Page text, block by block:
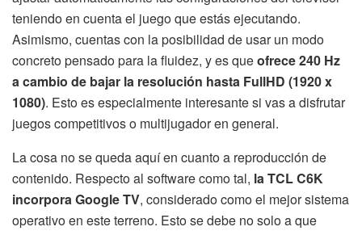
teniendo en cuenta el juego que estás ejecutando.
Asimismo, cuentas con la posibilidad de usar un modo
concreto pensado para la fluidez, y es queofrece 240 Hz
a cambio de bajar la resolución hasta FullHD (1920 x
1080). Esto es especialmente interesante si vas a disfrutar
juegos competitivos o multijugador en general.
La cosa no se queda aquí en cuanto a reproducción de
contenido. Respecto al software como tal, la TCL C6K
incorpora Google TV, considerado como el mejor sistema
operativo en este terreno. Esto se debe no solo a que